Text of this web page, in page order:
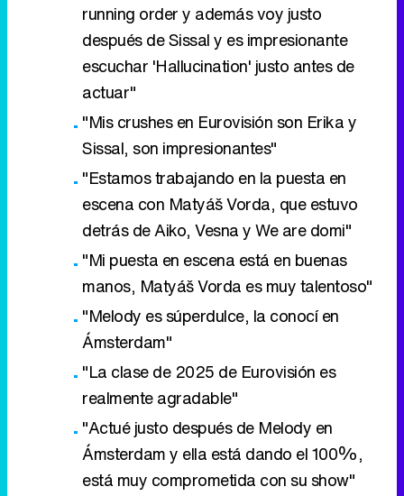
running order y además voy justo
después de Sissal y es impresionante
escuchar 'Hallucination' justo antes de
actuar"
"Mis crushes en Eurovisión son Erika y
Sissal, son impresionantes"
"Estamos trabajando en la puesta en
escena con Matyáš Vorda, que estuvo
detrás de Aiko, Vesna y We are domi"
"Mi puesta en escena está en buenas
manos, Matyáš Vorda es muy talentoso"
"Melody es súperdulce, la conocí en
Ámsterdam"
"La clase de 2025 de Eurovisión es
realmente agradable"
"Actué justo después de Melody en
Ámsterdam y ella está dando el 100%,
está muy comprometida con su show"